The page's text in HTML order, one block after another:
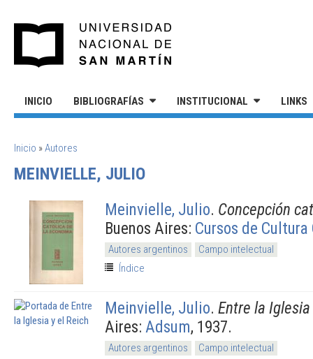
INICIO BIBLIOGRAFÍAS INSTITUCIONAL LINKS
SE ENCUENTRA USTED AQUÍ
Inicio »Autores
MEINVIELLE, JULIO
Meinvielle, Julio. Concepción
Buenos Aires: Cursos de
Autores argentinos
Campo intelectual
Índice
Meinvielle, Julio. Entre la
Aires: Adsum, 1937.
Autores argentinos
Campo intelectual